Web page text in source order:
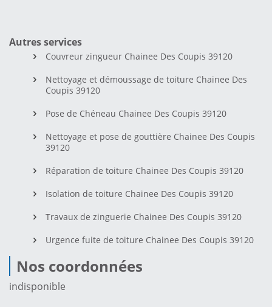
Autres services
Couvreur zingueur Chainee Des Coupis 39120
Nettoyage et démoussage de toiture Chainee Des
Coupis 39120
Pose de Chéneau Chainee Des Coupis 39120
Nettoyage et pose de gouttière Chainee Des Coupis
39120
Réparation de toiture Chainee Des Coupis 39120
Isolation de toiture Chainee Des Coupis 39120
Travaux de zinguerie Chainee Des Coupis 39120
Urgence fuite de toiture Chainee Des Coupis 39120
Nos coordonnées
indisponible